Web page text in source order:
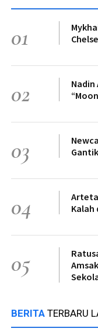
01
02
Nadin
03
04
Kalah
05
BERITA TERBARU